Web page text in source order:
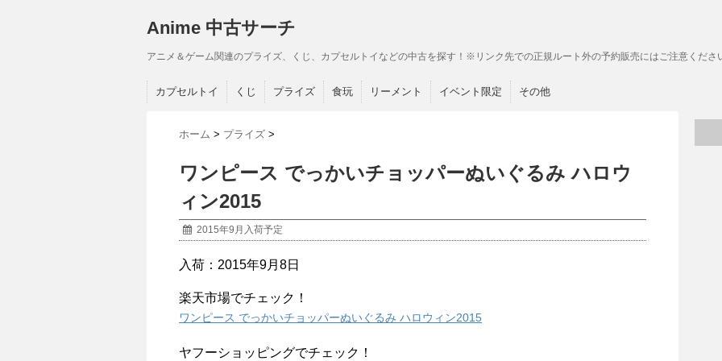
Anime 中古サーチ
アニメ＆ゲーム関連のプライズ、くじ、カプセルトイなどの中古を探す！※リンク先での正規ルート外の予約販売にはご注意くださ
カプセルトイ くじ プライズ 食玩 リーメント イベント限定 その他
ホーム > プライズ >
ワンピース でっかいチョッパーぬいぐるみ ハロウ
ィン2015
2015年9月入荷予定
入荷：2015年9月8日
楽天市場でチェック！
ワンピース でっかいチョッパーぬいぐるみ ハロウィン2015
ヤフーショッピングでチェック！